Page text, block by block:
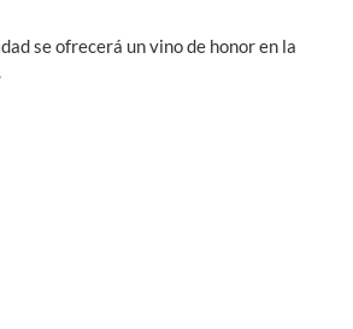
se ofrecerá un vino de honor en la